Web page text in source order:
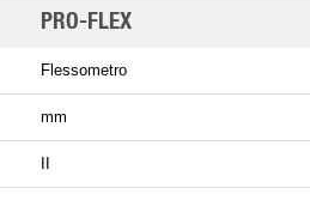
PRO-FLEX
Flessometro
mm